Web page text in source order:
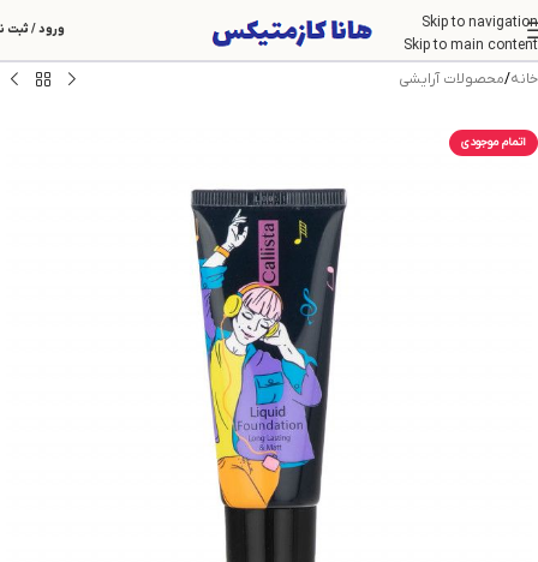
Skip to navigation
Skip to main content
ورود / ثبت
خانه/محصولات آرایشی
اتمام موجودی